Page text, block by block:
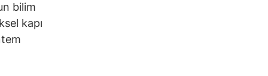
bilim
kapı